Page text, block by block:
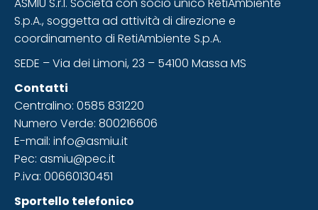
S.p.A., soggetta ad attività di direzione e
coordinamento di RetiAmbiente S.p.A.
SEDE – Via dei Limoni, 23 – 54100 Massa MS
Contatti
Centralino: 0585 831220
Numero Verde: 800216606
E-mail: info@asmiu.it
Pec: asmiu@pec.it
P.iva: 00660130451
Sportello telefonico